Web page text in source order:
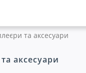
та аксесуари
аксесуари